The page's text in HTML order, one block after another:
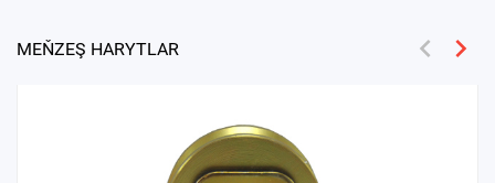
MEŇZEŞ HARYTLAR